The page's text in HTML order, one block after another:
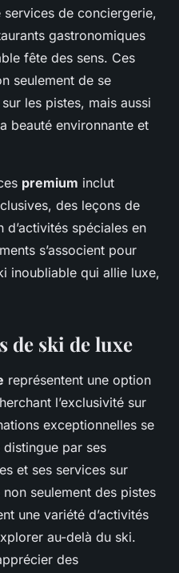
services de conciergerie,
gastronomiques
fête des sens. Ces
seulement de se
les pistes, mais aussi
beauté environnante et
premium inclut
des leçons de
d’activités spéciales en
s’associent pour
inoubliable qui allie luxe,
de ski de luxe
représentent une option
l’exclusivité sur
exceptionnelles se
distingue par ses
et ses services sur
non seulement des pistes
une variété d’activités
au-delà du ski.
des